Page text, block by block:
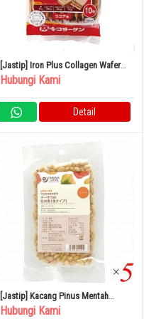
[Jastip] Iron Plus Collagen Wafers
10 Pieces
Hubungi Kami
Detail
[Jastip] Kacang Pinus Mentah
Kacang Osawa 30g Set isi 5
Hubungi Kami